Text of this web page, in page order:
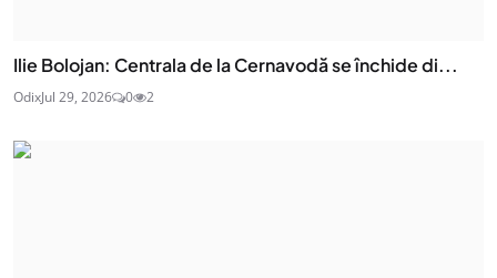
Ilie Bolojan: Centrala de la Cernavodă se închide di...
OdixJul 29, 2026 0 2